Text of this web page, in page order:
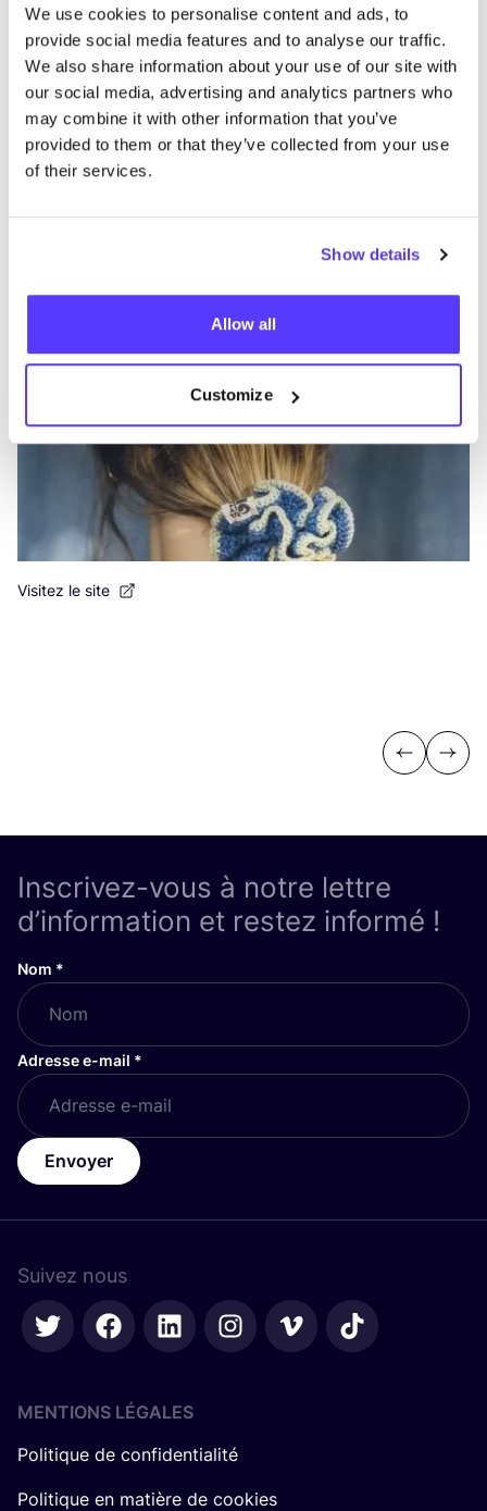
We use cookies to personalise content and ads, to
provide social media features and to analyse our traffic.
We also share information about your use of our site with
our social media, advertising and analytics partners who
may combine it with other information that you’ve
provided to them or that they’ve collected from your use
of their services.
Show details
Allow all
Customize
Studio Orf
Visitez le site
Previous
Next
Inscrivez-vous à notre lettre
d’information et restez informé !
Nom *
Adresse e-mail *
Envoyer
Suivez nous
MENTIONS LÉGALES
Politique de confidentialité
Politique en matière de cookies